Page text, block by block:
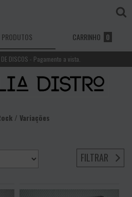
PRODUTOS CARRINHO 0
DE DISCOS - Pagamento a vista.
/ Variações
FILTRAR